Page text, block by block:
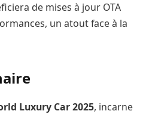
de mises à jour OTA
un atout face à la
Luxury Car 2025, incarne